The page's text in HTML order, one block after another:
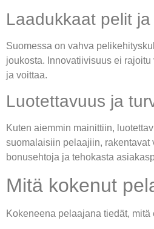
Laadukkaat pelit
Suomessa on vahva
joukosta. Innovatiivisuus ei
ja voittaa.
Luotettavuus ja
Kuten aiemmin mainittiin,
suomalaisiin pelaajiin, rakentavat
bonusehtoja ja tehokasta
Mitä kokenut
Kokeneena pelaajana tiedät,